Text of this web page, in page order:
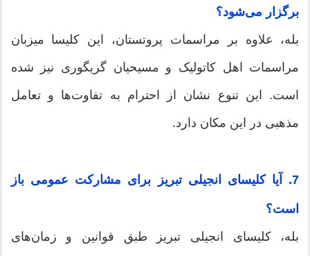
برگزار می‌شود؟
بله، علاوه بر مراسمات پروتستان، این کلیسا میزبان
مراسمات اهل کاتولیک و مسیحیان گریگوری نیز شده
است. این تنوع نشان از احترام به تفاوت‌ها و تعامل
مذهبی در این مکان دارد.
7. آیا کلیسای انجیلی تبریز برای مشارکت عمومی باز
است؟
بله، کلیسای انجیلی تبریز طبق قوانین و زمان‌های